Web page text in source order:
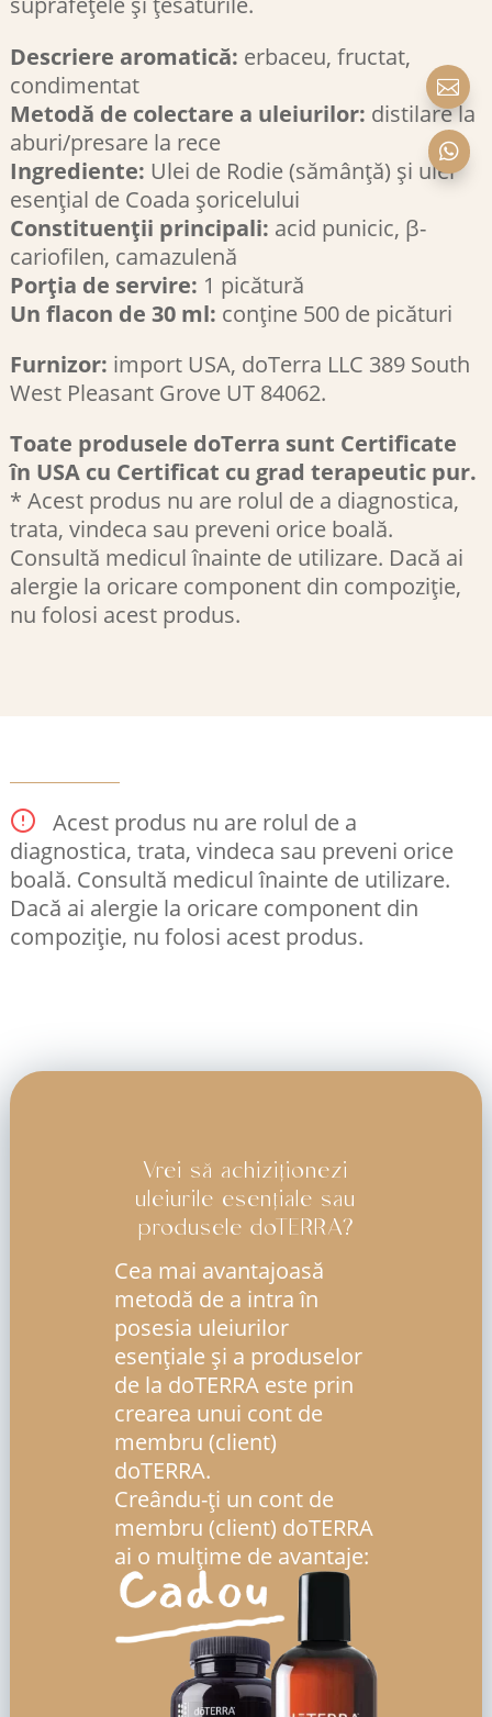
Descriere aromatică: erbaceu, fructat,
condimentat
Metodă de colectare a uleiurilor: distilare la
aburi/presare la rece
Ingrediente: Ulei de Rodie (sămânță) și ulei
esențial de Coada șoricelului
Constituenții principali: acid punicic, β-
cariofilen, camazulenă
Porția de servire: 1 picătură
Un flacon de 30 ml: conține 500 de picături
Furnizor: import USA, doTerra LLC 389 South
West Pleasant Grove UT 84062.
Toate produsele doTerra sunt Certificate
în USA cu Certificat cu grad terapeutic pur.
* Acest produs nu are rolul de a diagnostica,
trata, vindeca sau preveni orice boală.
Consultă medicul înainte de utilizare. Dacă ai
alergie la oricare component din compoziție,
nu folosi acest produs.
Acest produs nu are rolul de a
diagnostica, trata, vindeca sau preveni orice
boală. Consultă medicul înainte de utilizare.
Dacă ai alergie la oricare component din
compoziție, nu folosi acest produs.
Vrei să achiziționezi
uleiurile esențiale sau
produsele doTERRA?
Cea mai avantajoasă
metodă de a intra în
posesia uleiurilor
esenţiale şi a produselor
de la doTERRA este prin
crearea unui cont de
membru (client)
doTERRA.
Creându-ți un cont de
membru (client) doTERRA
ai o mulțime de avantaje:

